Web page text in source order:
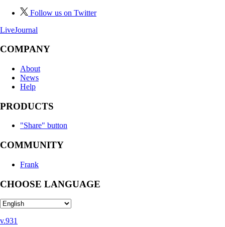
Follow us on Twitter
LiveJournal
COMPANY
About
News
Help
PRODUCTS
"Share" button
COMMUNITY
Frank
CHOOSE LANGUAGE
v.931